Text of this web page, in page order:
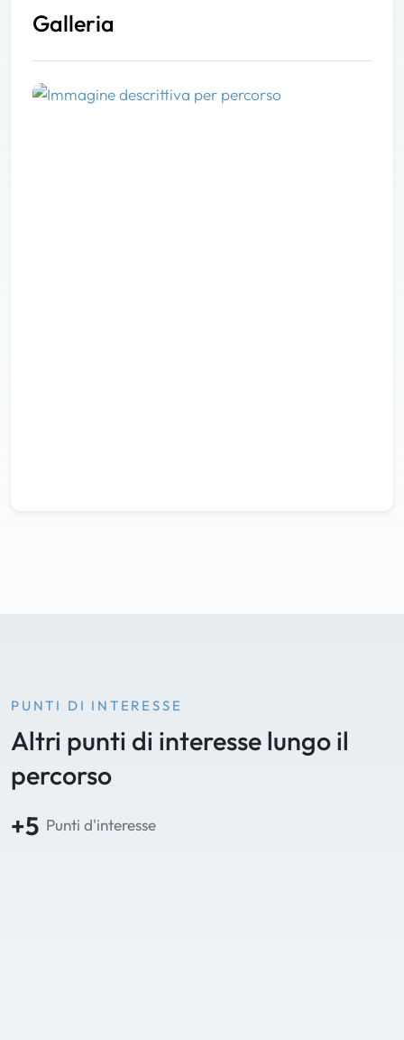
Galleria
PUNTI DI INTERESSE
Altri punti di interesse lungo il
percorso
+5 Punti d'interesse